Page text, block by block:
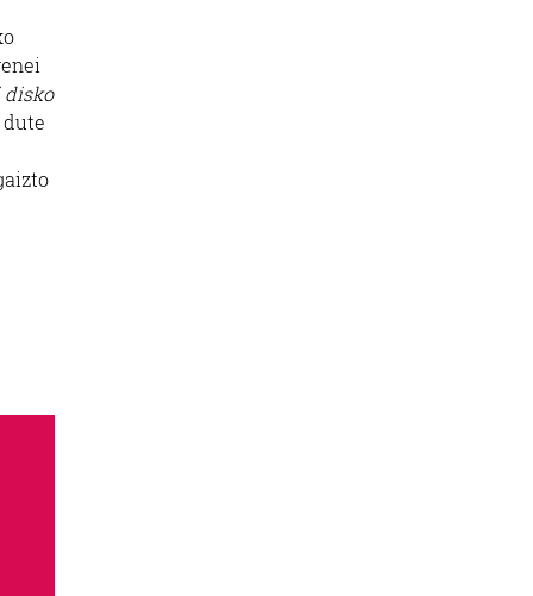
disko
dute